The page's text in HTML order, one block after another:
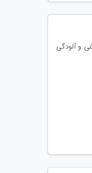
و آلودگی